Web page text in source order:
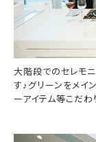
大階段でのセレモ
す♪グリーンをメイ
ーアイテム等こだわ